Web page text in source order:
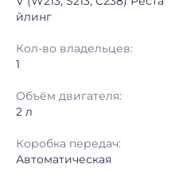
Шаг торгов:
Регион:
йлинг
Кол-во владельцев:
1
Объём двигателя:
2 л
Коробка передач:
Автоматическая